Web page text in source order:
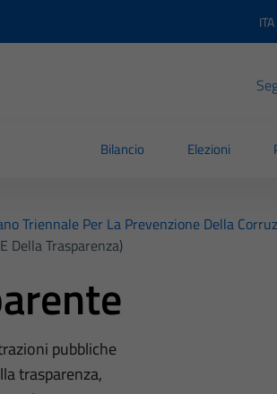
ITA
Bilancio Elezioni
Triennale Per La Prevenzione Della
Della Trasparenza)
pubbliche
trasparenza,